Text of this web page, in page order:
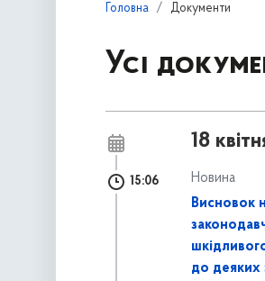
Головна Документи
Усі
18
15:06
Новина
Висновок
до деяких